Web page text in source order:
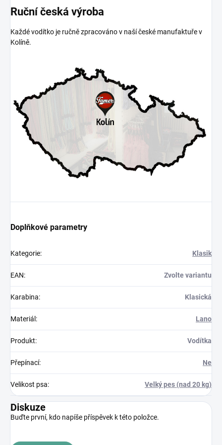
Ruční česká výroba
Každé vodítko je ručně zpracováno v naší české manufaktuře v
Kolíně.
Doplňkové parametry
Kategorie: Klasik
EAN: Zvolte variantu
Karabina: Klasická
Materiál : Lano
Produkt: Vodítka
Přepínací: Ne
Velikost psa: Velký pes (nad 20 kg)
Diskuze
Buďte první, kdo napíše příspěvek k této položce.